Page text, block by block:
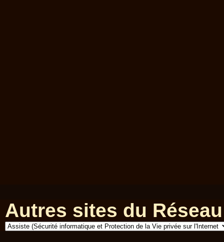
Autres sites du